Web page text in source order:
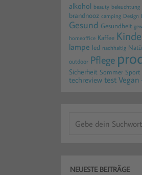
alkohol beauty beleuchtung
brandnooz camping Design
Gesund Gesundheit
homeoffice Kaffee
lampe led nachhaltig
outdoor Pflege
Sicherheit Sommer Sport
techreview test Vegan
NEUESTE BEITRÄGE